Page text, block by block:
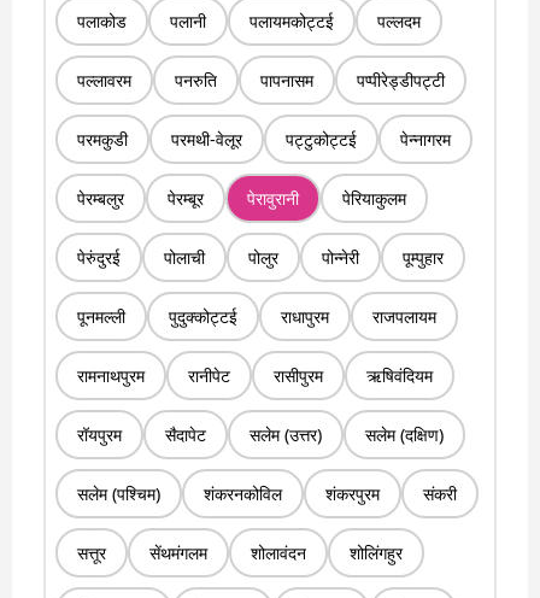
पलाकोड पलानी पलायमकोट्टई पल्लदम
पल्लावरम पनरुति पापनासम पप्पीरेड्डीपट्टी
परमकुडी परमथी-वेलूर पट्टुकोट्टई पेन्नागरम
पेरम्बलुर पेरम्बूर पेरावुरानी पेरियाकुलम
पेरुंदुरई पोलाची पोलुर पोन्नेरी पूम्पुहार
पूनमल्ली पुदुक्कोट्टई राधापुरम राजपलायम
रामनाथपुरम रानीपेट रासीपुरम ऋषिवंदियम
रॉयपुरम सैदापेट सलेम (उत्तर) सलेम (दक्षिण)
सलेम (पश्चिम) शंकरनकोविल शंकरपुरम संकरी
सत्तूर सेंथमंगलम शोलावंदन शोलिंगहुर